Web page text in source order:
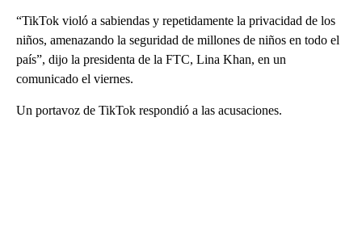
“TikTok violó a sabiendas y repetidamente la privacidad de los
niños, amenazando la seguridad de millones de niños en todo el
país”, dijo la presidenta de la FTC, Lina Khan, en un
comunicado el viernes.
Un portavoz de TikTok respondió a las acusaciones.